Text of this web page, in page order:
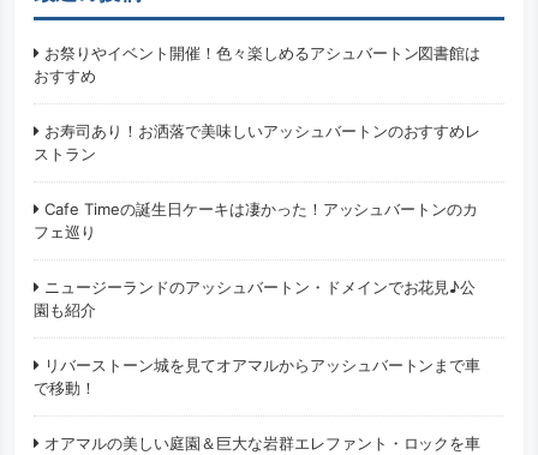
お祭りやイベント開催！色々楽しめるアシュバートン図書館は
おすすめ
お寿司あり！お洒落で美味しいアッシュバートンのおすすめレ
ストラン
Cafe Timeの誕生日ケーキは凄かった！アッシュバートンのカ
フェ巡り
ニュージーランドのアッシュバートン・ドメインでお花見♪公
園も紹介
リバーストーン城を見てオアマルからアッシュバートンまで車
で移動！
オアマルの美しい庭園＆巨大な岩群エレファント・ロックを車